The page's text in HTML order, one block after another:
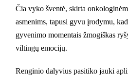
Čia vyko šventė, skirta
asmenims, tapusi gyvu įrodymu,
gyvenimo momentais žmogiškas
viltingų emocijų.
Renginio dalyvius pasitiko jauki